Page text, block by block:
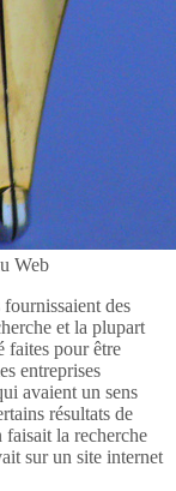
Web
des
et la plupart
faites pour être
entreprises
avaient un sens
résultats de
faisait la recherche
sur un site internet